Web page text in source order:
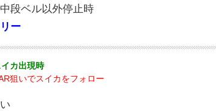
段ベル以外停止時
ー
カ出現時
狙いでスイカをフォロー